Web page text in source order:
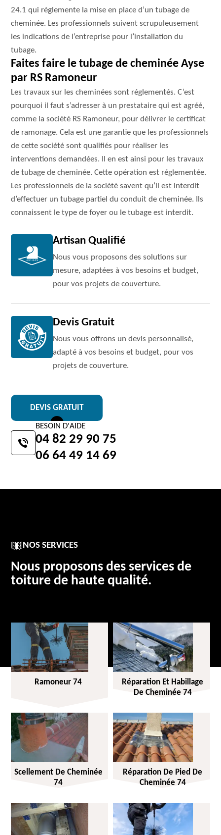
24.1 qui réglemente la mise en place d’un tubage de
cheminée. Les professionnels suivent scrupuleusement
les indications de l’entreprise pour l’installation du
tubage.
Faites faire le tubage de cheminée Ayse
par RS Ramoneur
Les travaux sur les cheminées sont réglementés. C’est
pourquoi il faut s’adresser à un prestataire qui est agréé,
comme la société RS Ramoneur, pour délivrer le certificat
de ramonage. Cela est une garantie que les professionnels
de cette société sont qualifiés pour réaliser les
interventions demandées. Il en est ainsi pour les travaux
de tubage de cheminée. Cette opération est réglementée.
Les professionnels de la société savent qu’il est interdit
d’effectuer un tubage partiel du conduit de cheminée. Ils
connaissent le type de foyer ou le tubage est interdit.
Artisan Qualifié
Nous vous proposons des solutions sur
mesure, adaptées à vos besoins et budget,
pour vos projets de couverture.
Devis Gratuit
Nous vous offrons un devis personnalisé,
adapté à vos besoins et budget, pour vos
projets de couverture.
DEVIS GRATUIT
BESOIN D'AIDE
04 82 29 90 75
06 64 49 14 69
NOS SERVICES
Nous proposons des services de
toiture de haute qualité.
Ramoneur 74
Réparation Et Habillage
De Cheminée 74
Scellement De Cheminée
74
Réparation De Pied De
Cheminée 74